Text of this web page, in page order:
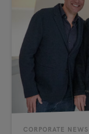
CORPORATE NEWS